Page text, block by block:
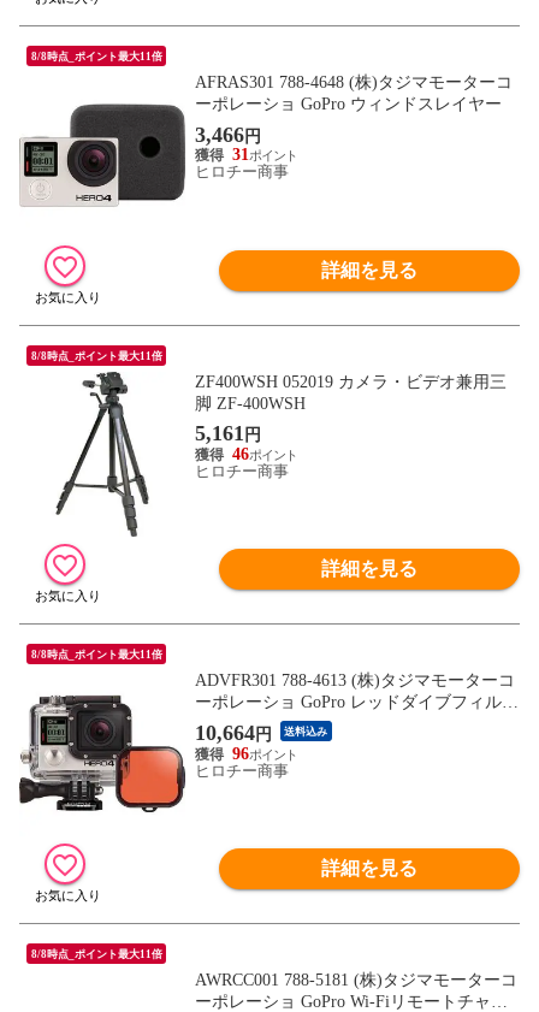
8/8時点_ポイント最大11倍
AFRAS301 788-4648 (株)タジマモーターコ
ーポレーショ GoPro ウィンドスレイヤー
3,466円
31
ヒロチー商事
詳細を見る
8/8時点_ポイント最大11倍
ZF400WSH 052019 カメラ・ビデオ兼用三
脚 ZF-400WSH
5,161 円
46
ヒロチー商事
詳細を見る
8/8時点_ポイント最大11倍
ADVFR301 788-4613 (株)タジマモーターコ
ーポレーショ GoPro レッドダイブフィルタ
ー ダイブハウジング用
10,664円 送料込み
96
ヒロチー商事
詳細を見る
8/8時点_ポイント最大11倍
AWRCC001 788-5181 (株)タジマモーターコ
ーポレーショ GoPro Wi-Fiリモートチャー